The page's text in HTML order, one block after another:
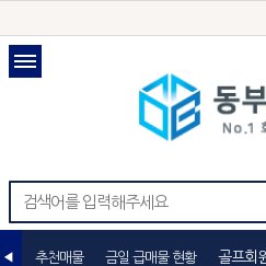
추천매물 금일 급매물 현황 골프회